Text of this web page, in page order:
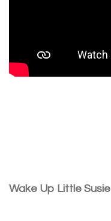
Wake Up Little Susie